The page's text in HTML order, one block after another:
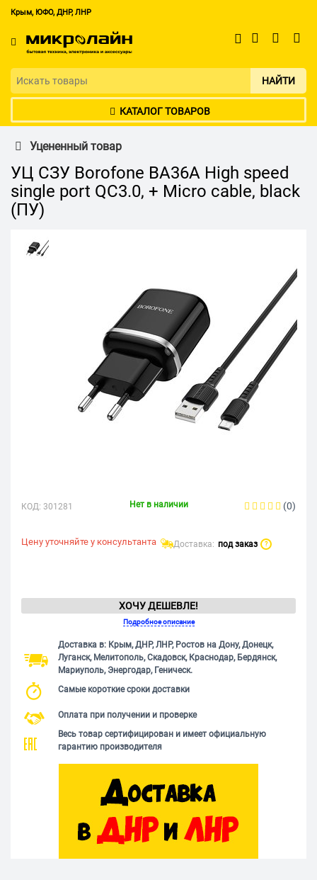
Крым, ЮФО, ДНР, ЛНР
НАЙТИ
КАТАЛОГ ТОВАРОВ
Уцененный товар
УЦ СЗУ Borofone BA36A High speed
single port QC3.0, + Micro cable, black
(ПУ)
КОД: 301281 Нет в наличии (0)
Цену уточняйте у консультанта Доставка: под заказ ?
ХОЧУ ДЕШЕВЛЕ!
Подробное описание
Доставка в: Крым, ДНР, ЛНР, Ростов на Дону, Донецк,
Луганск, Мелитополь, Скадовск, Краснодар, Бердянск,
Мариуполь, Энергодар, Геническ.
Самые короткие сроки доставки
Оплата при получении и проверке
Весь товар сертифицирован и имеет официальную
гарантию производителя